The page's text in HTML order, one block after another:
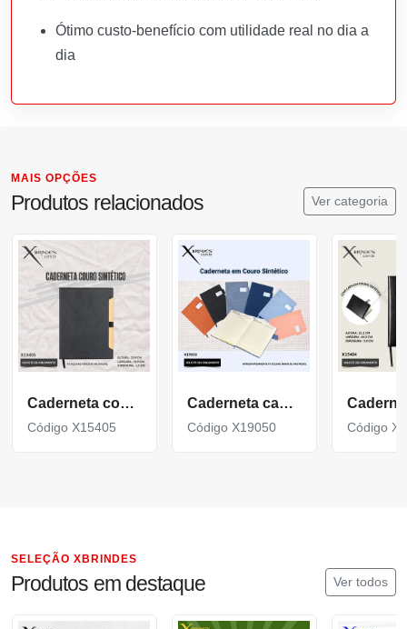
Ótimo custo-benefício com utilidade real no dia a
dia
MAIS OPÇÕES
Produtos relacionados Ver categoria
Caderneta com capa em couro sintético 96 folhas X15405
Código X15405
Caderneta capa dura produzida em couro sintético X19050
Código X19050 Código
SELEÇÃO XBRINDES
Produtos em destaque Ver todos